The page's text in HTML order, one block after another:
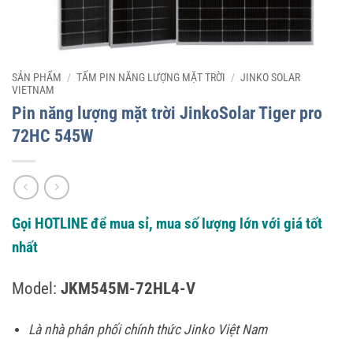
SẢN PHẨM / TẤM PIN NĂNG LƯỢNG MẶT TRỜI / JINKO SOLAR
VIETNAM
Pin năng lượng mặt trời JinkoSolar Tiger pro
72HC 545W
Gọi HOTLINE để mua sỉ, mua số lượng lớn với giá tốt
nhất
Model: JKM545M-72HL4-V
Là nhà phân phối chính thức Jinko Việt Nam